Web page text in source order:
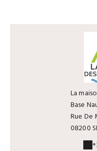
La
Base
Rue De
08200